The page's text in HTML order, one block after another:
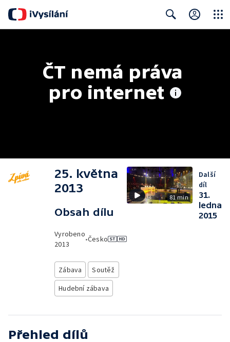
ČT nemá práva
pro internet
25. května
2013
Obsah dílu
Vyrobeno
2013
•Česko
Zábava
Soutěž
Hudební zábava
81 min
Další
díl
31.
ledna
2015
Přehled dílů